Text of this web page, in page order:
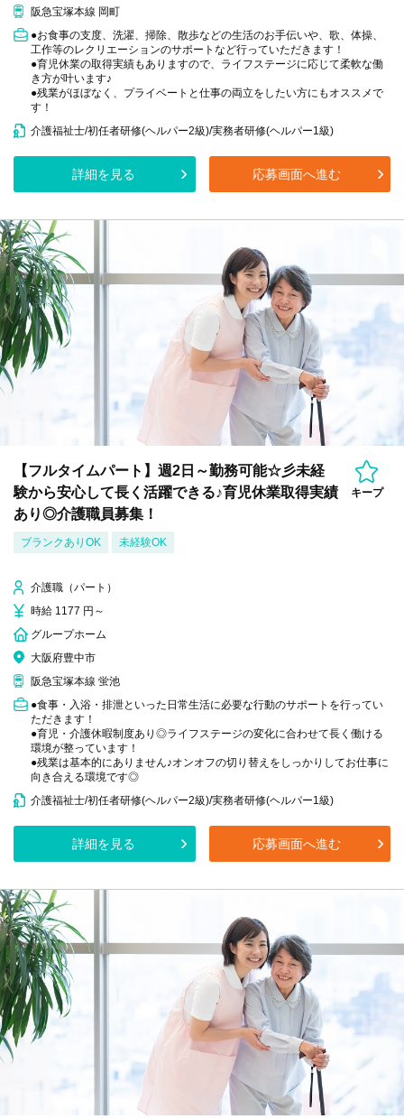
阪急宝塚本線 岡町
●お食事の支度、洗濯、掃除、散歩などの生活のお手伝いや、歌、体操、
工作等のレクリエーションのサポートなど行っていただきます！
●育児休業の取得実績もありますので、ライフステージに応じて柔軟な働
き方が叶います♪
●残業がほぼなく、プライベートと仕事の両立をしたい方にもオススメで
す！
介護福祉士/初任者研修(ヘルパー2級)/実務者研修(ヘルパー1級)
詳細を見る 応募画面へ進む
【フルタイムパート】週2日～勤務可能☆彡未経
験から安心して長く活躍できる♪育児休業取得実績
あり◎介護職員募集！
キープ
ブランクありOK 未経験OK
介護職（パート）
時給 1177 円～
グループホーム
大阪府豊中市
阪急宝塚本線 蛍池
●食事・入浴・排泄といった日常生活に必要な行動のサポートを行ってい
ただきます！
●育児・介護休暇制度あり◎ライフステージの変化に合わせて長く働ける
環境が整っています！
●残業は基本的にありません♪オンオフの切り替えをしっかりしてお仕事に
向き合える環境です◎
介護福祉士/初任者研修(ヘルパー2級)/実務者研修(ヘルパー1級)
詳細を見る 応募画面へ進む